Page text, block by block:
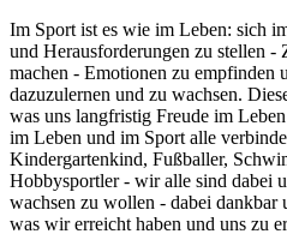
Im Sport ist es wie im Leben: sich
und Herausforderungen zu stellen -
machen - Emotionen zu empfinden
dazuzulernen und zu wachsen.
was uns langfristig Freude im
im Leben und im Sport alle
Kindergartenkind, Fußballer,
Hobbysportler - wir alle sind dabei
wachsen zu wollen - dabei dankbar
was wir erreicht haben und uns zu